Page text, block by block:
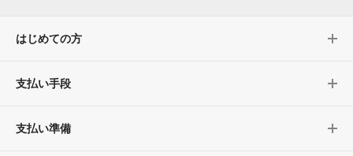
はじめての方
支払い手段
支払い準備